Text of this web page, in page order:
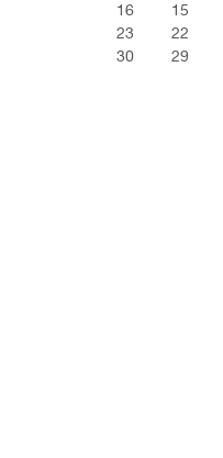
15
16
22
23
29
30